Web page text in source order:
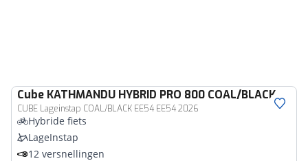
Cube KATHMANDU HYBRID PRO 800 COAL/BLACK
CUBE Lageinstap COAL/BLACK EE54 EE54 2026
Hybride fiets
LageInstap
12 versnellingen